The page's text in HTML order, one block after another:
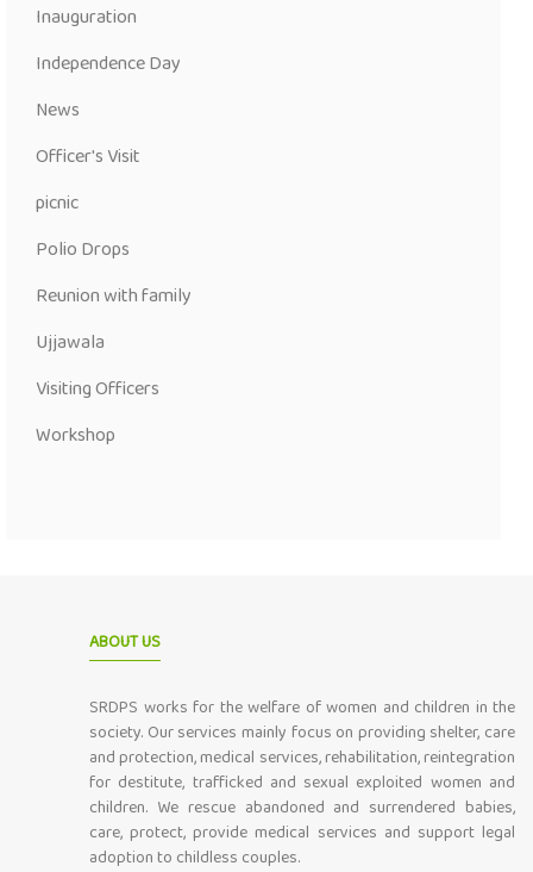
Inauguration
Independence Day
News
Officer's Visit
picnic
Polio Drops
Reunion with family
Ujjawala
Visiting Officers
Workshop
ABOUT US
SRDPS works for the welfare of women and children in the
society. Our services mainly focus on providing shelter, care
and protection, medical services, rehabilitation, reintegration
for destitute, trafficked and sexual exploited women and
children. We rescue abandoned and surrendered babies,
care, protect, provide medical services and support legal
adoption to childless couples.